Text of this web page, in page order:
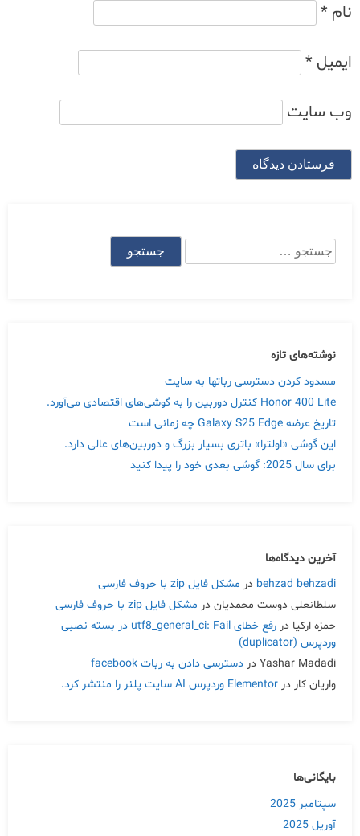
نام *
ایمیل *
وب‌ سایت
جستجو
برای:
نوشته‌های تازه
مسدود کردن دسترسی رباتها به سایت
Honor 400 Lite کنترل دوربین را به گوشی‌های اقتصادی می‌آورد.
تاریخ عرضه Galaxy S25 Edge چه زمانی است
این گوشی «اولترا» باتری بسیار بزرگ و دوربین‌های عالی دارد.
برای سال 2025: گوشی بعدی خود را پیدا کنید
آخرین دیدگاه‌ها
behzad behzadi در مشکل فایل zip با حروف فارسی
سلطانعلی دوست محمدیان در مشکل فایل zip با حروف فارسی
حمزه ارکیا در
رفع خطای utf8_general_ci: Fail در بسته نصبی
وردپرس (duplicator)
Yashar Madadi در دسترسی دادن به ربات facebook
واریان کار در Elementor وردپرس AI سایت پلنر را منتشر کرد.
بایگانی‌ها
سپتامبر 2025
آوریل 2025